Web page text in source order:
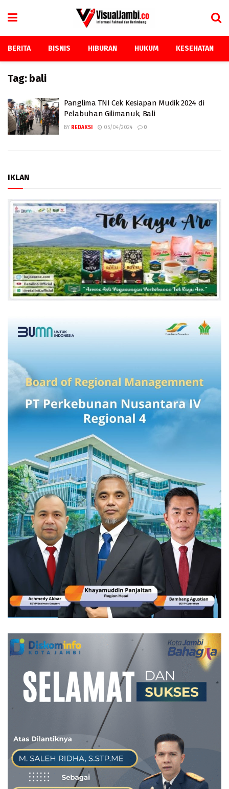
BERITA BISNIS HIBURAN HUKUM KESEHATAN
Tag: bali
Panglima TNI Cek Kesiapan Mudik 2024 di
Pelabuhan Gilimanuk, Bali
BY REDAKSI 05/04/2024 0
IKLAN